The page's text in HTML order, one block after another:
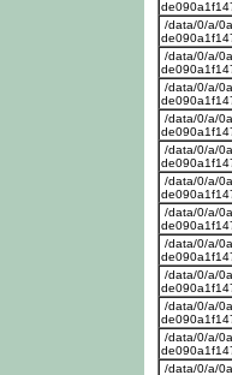
/data/0/a/
/data/0/a/
/data/0/a/
/data/0/a/
/data/0/a/
/data/0/a/
/data/0/a/
/data/0/a/
/data/0/a/
/data/0/a/
/data/0/a/
/data/0/a/